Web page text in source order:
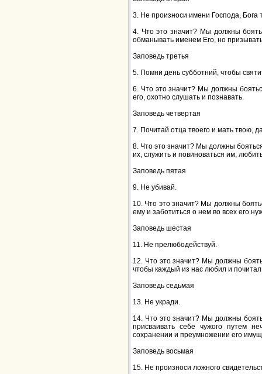
3. Не произноси имени Господа, Бога
4. Что это значит? Мы должны
обманывать именем Его, но
Заповедь третья
5. Помни день субботний, чтобы
6. Что это значит? Мы должны
его, охотно слушать и познавать.
Заповедь четвертая
7. Почитай отца твоего и мать твою,
8. Что это значит? Мы должны
их, служить и повиноваться им,
Заповедь пятая
9. Не убивай.
10. Что это значит? Мы должны
ему и заботиться о нем во всех его
Заповедь шестая
11. Не прелюбодействуй.
12. Что это значит? Мы должны
чтобы каждый из нас любил и почитал
Заповедь седьмая
13. Не укради.
14. Что это значит? Мы должны
присваивать себе чужого путем
сохранении и преумножении его
Заповедь восьмая
15. Не произноси ложного